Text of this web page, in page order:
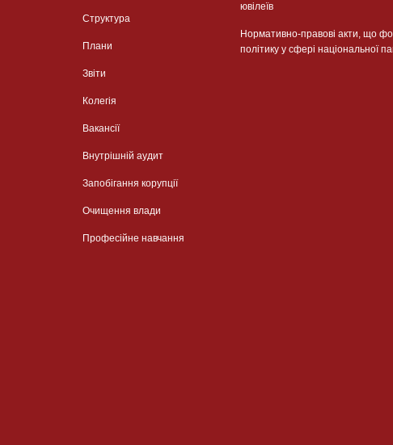
Структура
Плани
Звіти
Колегія
Вакансії
Внутрішній аудит
Запобігання корупції
Очищення влади
Професійне навчання
ювілеїв
Нормативно-правові акти, що
політику у сфері національної